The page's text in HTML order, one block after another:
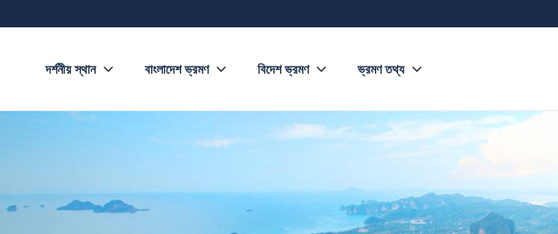
দর্শনীয় স্থান বাংলাদেশ ভ্রমণ বিদেশ ভ্রমণ ভ্রমণ তথ্য